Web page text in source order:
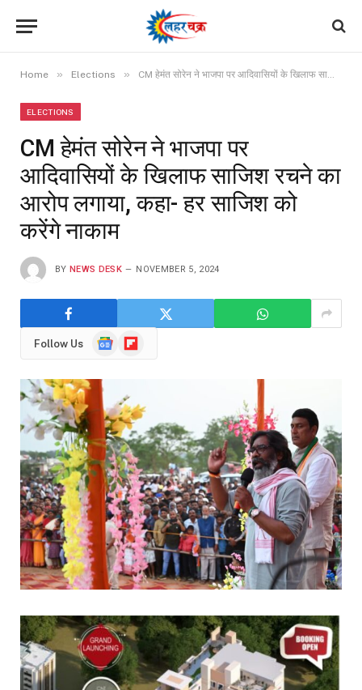
Home » Elections » CM हेमंत सोरेन ने भाजपा पर आदिवासियों के खिलाफ साजिश रचने का आरोप लगाया, कहा- हर साजिश को करेंगे नाकाम
ELECTIONS
CM हेमंत सोरेन ने भाजपा पर
आदिवासियों के खिलाफ साजिश रचने का
आरोप लगाया, कहा- हर साजिश को
करेंगे नाकाम
BY NEWS DESK NOVEMBER 5, 2024
Follow Us
GoogleFlipboard